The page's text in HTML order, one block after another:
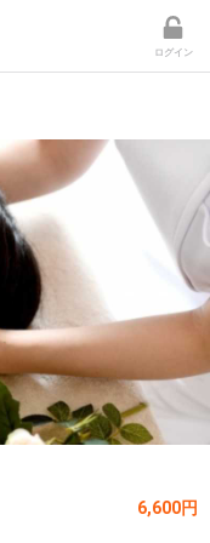
ログイン
6,600円